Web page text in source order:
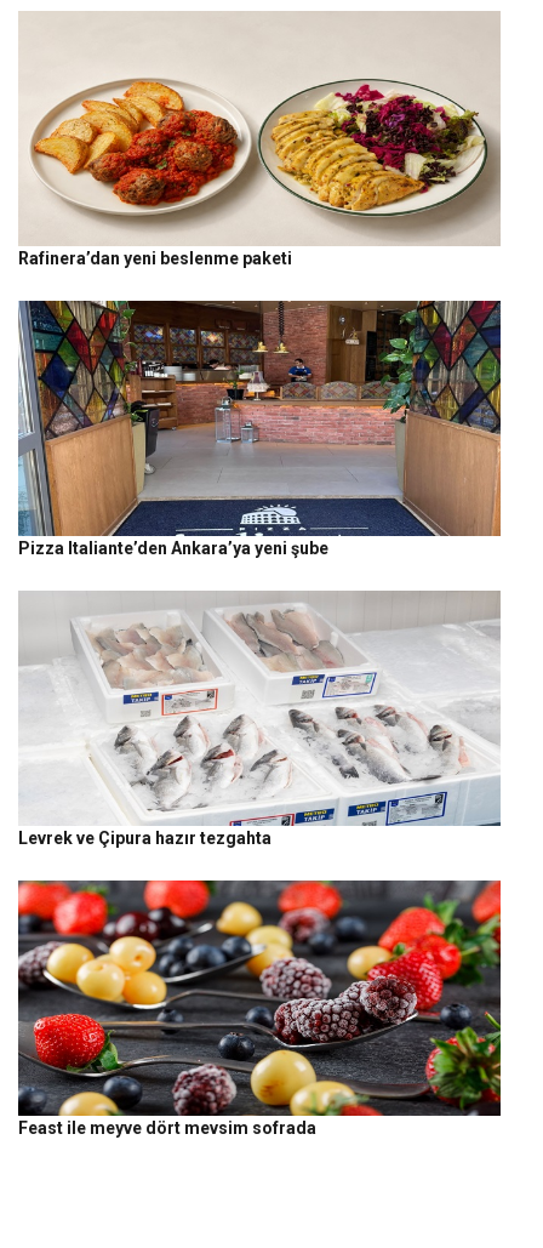
Rafinera’dan yeni beslenme paketi
Pizza Italiante’den Ankara’ya yeni şube
Levrek ve Çipura hazır tezgahta
Feast ile meyve dört mevsim sofrada